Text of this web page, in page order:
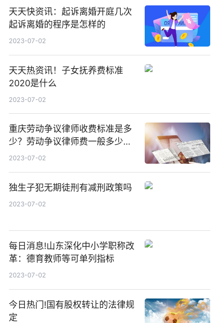
天天快资讯：起诉离婚开庭几次
起诉离婚的程序是怎样的
2023-07-02
天天热资讯！子女抚养费标准
2020是什么
2023-07-02
重庆劳动争议律师收费标准是多
少？劳动争议律师费一般多少
钱？-微速讯
2023-07-02
独生子犯无期徒刑有减刑政策吗
2023-07-02
每日消息!山东深化中小学职称改
革：德育教师等可单列指标
2023-07-02
今日热门!国有股权转让的法律规
定